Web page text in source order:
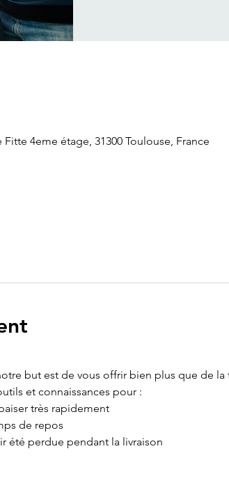
4eme étage, 31300 Toulouse, France
but est de vous offrir bien plus que de la
et connaissances pour :
très rapidement
de repos
été perdue pendant la livraison